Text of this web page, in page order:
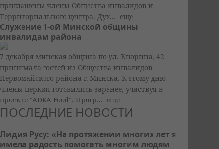
приглашены члены Общества инвалидов и
Территориального центра. Дух... еще
Служение 1-ой Минской общины
инвалидам района
7 декабря минская община по ул. Кнорина, 42
принимала гостей из Общества инвалидов
Первомайского района г. Минска. К этому дню
члены церкви готовились заранее, участвуя в
проекте "АDRA Food". Прогр... еще
ПОСЛЕДНИЕ НОВОСТИ
Лидия Русу: «На протяжении многих лет я
имела радость помогать многим людям